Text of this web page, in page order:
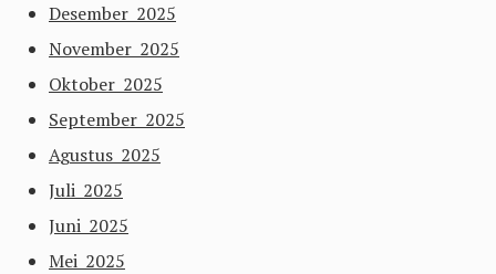
Desember 2025
November 2025
Oktober 2025
September 2025
Agustus 2025
Juli 2025
Juni 2025
Mei 2025